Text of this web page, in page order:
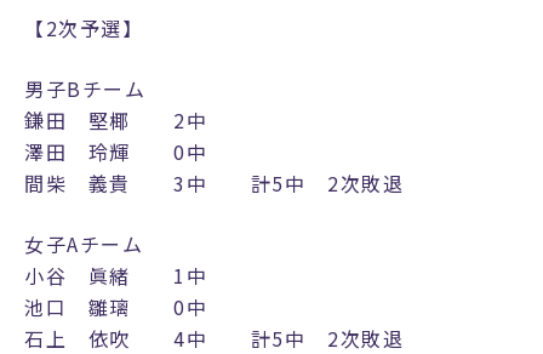
【2次予選】
男子Bチーム
鎌田 堅椰 2中
澤田 玲輝 0中
間柴 義貴 3中 計5中 2次敗退
女子Aチーム
小谷 眞緒 1中
池口 雛璃 0中
石上 依吹 4中 計5中 2次敗退